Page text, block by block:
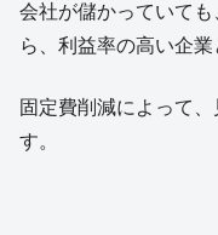
会社が儲かっていて
ら、利益率の高い企業
固定費削減によって
す。